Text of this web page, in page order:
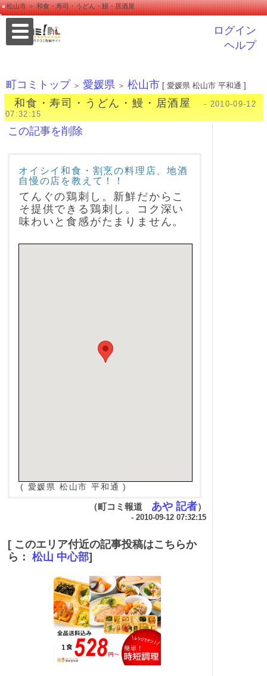
松山市 ＞ 和食・寿司・うどん・鰻・居酒屋
ログイン
ヘルプ
町コミトップ ＞ 愛媛県 ＞ 松山市 [ 愛媛県 松山市 平和通 ]
和食・寿司・うどん・鰻・居酒屋
- 2010-09-12
07:32:15
この記事を削除
オイシイ和食・割烹の料理店、地酒
自慢の店を教えて！！
てんぐの鶏刺し。新鮮だからこ
そ提供できる鶏刺し。コク深い
味わいと食感がたまりません。
( 愛媛県 松山市 平和通 )
（町コミ報道 あや 記者）
- 2010-09-12 07:32:15
[ このエリア付近の記事投稿はこちらか
ら： 松山 中心部]